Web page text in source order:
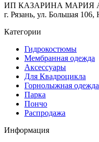
ИП КАЗАРИНА МАРИЯ
г. Рязань, ул. Большая 106,
Категории
Гидрокостюмы
Мембранная одежда
Аксесcуары
Для Квадроцикла
Горнолыжная одежда
Парка
Пончо
Распродажа
Информация